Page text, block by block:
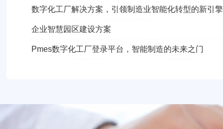
数字化工厂解决方案，引领制造业智能化转型的新引擎
企业智慧园区建设方案
Pmes数字化工厂登录平台，智能制造的未来之门